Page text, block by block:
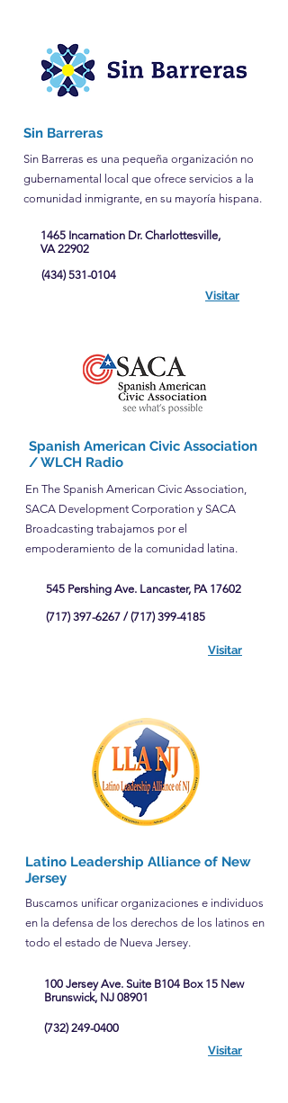
Sin Barreras
Sin Barreras es una pequeña organización no
gubernamental local que ofrece servicios a la
comunidad inmigrante, en su mayoría hispana.
1465 Incarnation Dr. Charlottesville,
VA 22902
(434) 531-0104
Visitar
Spanish American Civic Association
/ WLCH Radio
En The Spanish American Civic Association,
SACA Development Corporation y SACA
Broadcasting trabajamos por el
empoderamiento de la comunidad latina.
545 Pershing Ave. Lancaster, PA 17602
(717) 397-6267 /(717) 399-4185
Visitar
Latino Leadership Alliance of New
Jersey
Buscamos unificar organizaciones e individuos
en la defensa de los derechos de los latinos en
todo el estado de Nueva Jersey.
100 Jersey Ave. Suite B104 Box 15 New
Brunswick, NJ 08901
(732) 249-0400
Visitar